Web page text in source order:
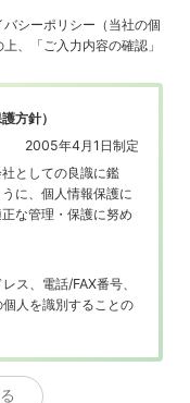
シーポリシー（当社の個
、「ご入力内容の確認」
方針）
2005年4月1日制定
としての良識に鑑
に、個人情報保護に
な管理・保護に努め
ス、電話/FAX番号、
人を識別することの
合は、あらかじめそ
用しません。